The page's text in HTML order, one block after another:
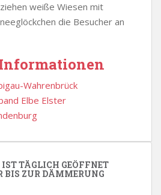
weiße Wiesen mit
die Besucher an
Wahrenbrück
Elbe Elster
IST TÄGLICH GEÖFFNET
BIS ZUR DÄMMERUNG